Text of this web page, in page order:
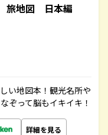
旅地図 日本編
い地図本！観光名所や
ぞって脳もイキイキ！
詳細を見る